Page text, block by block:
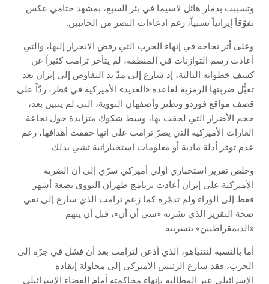
وتسببت بدمار هائل لاسيما في بئر السبع، بمشهد ختامي عكس
تفوّقاً إيرانياً نسبياً، رغم ادعاءات النصر من الجانبين.
وعلى أثر نجاحه في إنهاء الحرب التي رفض الانجرار إليها، والتي
أعادت رسم التوازنات في المنطقة، لم يتأخر ترامب كثيراً عن
كشف خطواته التالية، إذ سارع إلى مدّ يد التفاوض إلى إيران بعد
تقبُّل ضربتها الرمزية لقاعدة «العديد» الأميركية في قطر، ردّاً على
قصف مواقع فوردو ونطنز وأصفهان النووية، التي لم يتبين بعد،
حجم الأضرار التي لحقت بها، وسط شكوك متزايدة حول نجاعة
الغارات الأميركية التي يصرّ ترامب على أنها حققت أهدافها، رغم
عدم توفر أدلة مادية أو معلومات استخباراتية تشي بذلك.
وخلص تقرير استخباري أولي أميركي سرّي إلى أن الضربة
الأميركية على إيران أعادت برنامج طهران النووي بضعة أشهر
فقط إلى الوراء ولم تدمّره كما زعم ترامب الذي سارع إلى نفي
صحة التقرير الذي نشرته «سي أن أن»، قبل أن يتهم
«الديمقراطيين» بتسريبه.
أما بالنسبة لنتنياهو، الذي أذعن لترامب بعد أن فشل في جرّه إلى
الحرب، فقد سارع الرئيس الأميركي إلى محاولة إنقاذه
الإسرائيلي عبر المطالبة بإنهاء محاكمته أمام القضاء الإسرائيلي